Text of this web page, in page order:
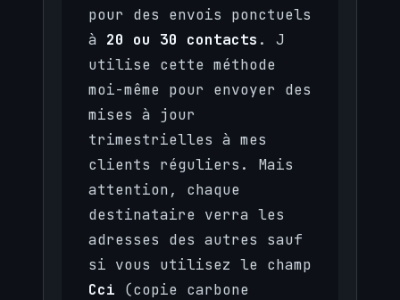
pour des envois ponctuels
à 20 ou 30 contacts . J
utilise cette méthode
moi-même pour envoyer des
mises à jour
trimestrielles à mes
clients réguliers. Mais
attention, chaque
destinataire verra les
adresses des autres sauf
si vous utilisez le champ
Cci (copie carbone